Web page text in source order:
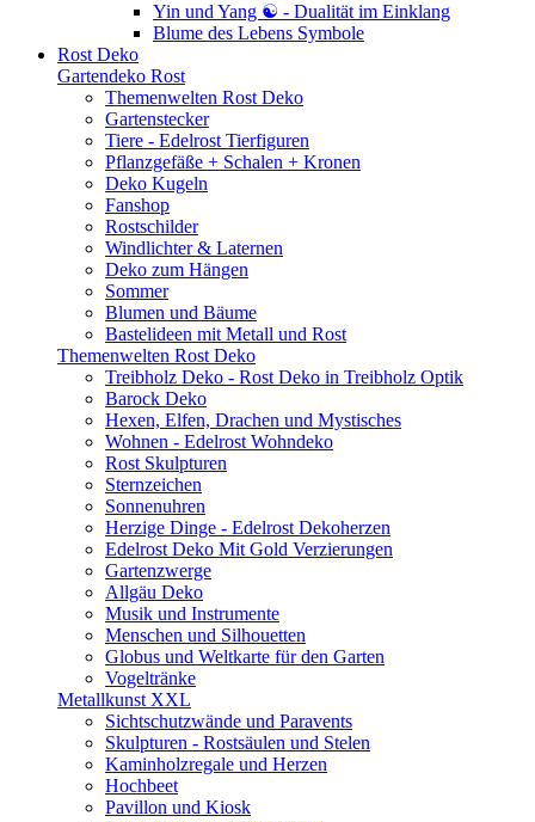
Yin und Yang ☯ - Dualität im Einklang
Blume des Lebens Symbole
Rost Deko
Gartendeko Rost
Themenwelten Rost Deko
Gartenstecker
Tiere - Edelrost Tierfiguren
Pflanzgefäße + Schalen + Kronen
Deko Kugeln
Fanshop
Rostschilder
Windlichter & Laternen
Deko zum Hängen
Sommer
Blumen und Bäume
Bastelideen mit Metall und Rost
Themenwelten Rost Deko
Treibholz Deko - Rost Deko in Treibholz Optik
Barock Deko
Hexen, Elfen, Drachen und Mystisches
Wohnen - Edelrost Wohndeko
Rost Skulpturen
Sternzeichen
Sonnenuhren
Herzige Dinge - Edelrost Dekoherzen
Edelrost Deko Mit Gold Verzierungen
Gartenzwerge
Allgäu Deko
Musik und Instrumente
Menschen und Silhouetten
Globus und Weltkarte für den Garten
Vogeltränke
Metallkunst XXL
Sichtschutzwände und Paravents
Skulpturen - Rostsäulen und Stelen
Kaminholzregale und Herzen
Hochbeet
Pavillon und Kiosk